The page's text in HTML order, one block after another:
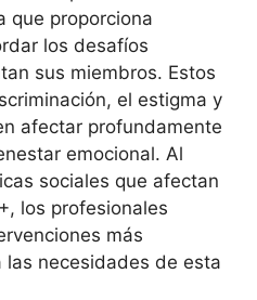
que proporciona
los desafíos
sus miembros. Estos
el estigma y
afectar profundamente
emocional. Al
sociales que afectan
los profesionales
más
necesidades de esta